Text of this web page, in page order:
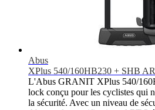
Abus
XPlus 540/160HB230 + SHB
L'Abus GRANIT XPlus 540/
lock conçu pour les cyclistes qui
la sécurité. Avec un niveau de